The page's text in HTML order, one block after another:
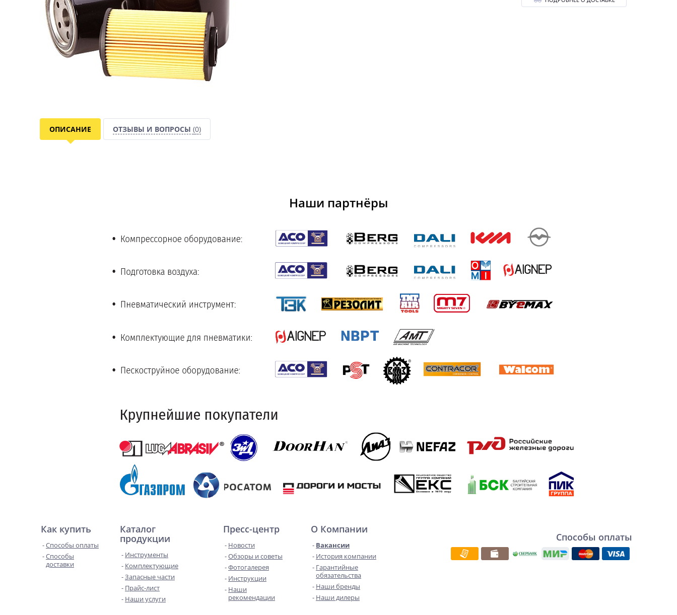
ОПИСАНИЕ ОТЗЫВЫ И ВОПРОСЫ (0)
Наши партнёры
Как купить
Способы оплаты
Способы
доставки
Каталог
продукции
Инструменты
Комплектующие
Запасные части
Прайс-лист
Наши услуги
Пресс-центр
Новости
Обзоры и советы
Фотогалерея
Инструкции
Наши
рекомендации
О Компании
Вакансии
История компании
Гарантийные
обязательства
Наши бренды
Наши дилеры
Способы оплаты